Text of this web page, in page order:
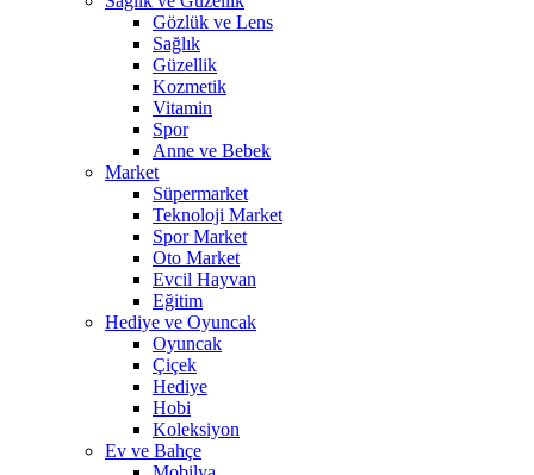
Gözlük ve Lens
Sağlık
Güzellik
Kozmetik
Vitamin
Spor
Anne ve Bebek
Market
Süpermarket
Teknoloji Market
Spor Market
Oto Market
Evcil Hayvan
Eğitim
Hediye ve Oyuncak
Oyuncak
Çiçek
Hediye
Hobi
Koleksiyon
Ev ve Bahçe